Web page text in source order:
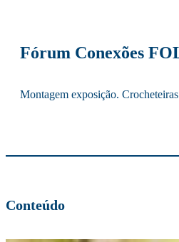
Fórum Conexões
Montagem exposição.
Conteúdo